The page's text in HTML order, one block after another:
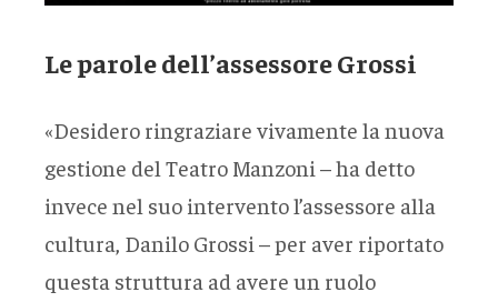
Le parole dell’assessore Grossi
«Desidero ringraziare vivamente la nuova
gestione del Teatro Manzoni – ha detto
invece nel suo intervento l’assessore alla
cultura, Danilo Grossi – per aver riportato
questa struttura ad avere un ruolo